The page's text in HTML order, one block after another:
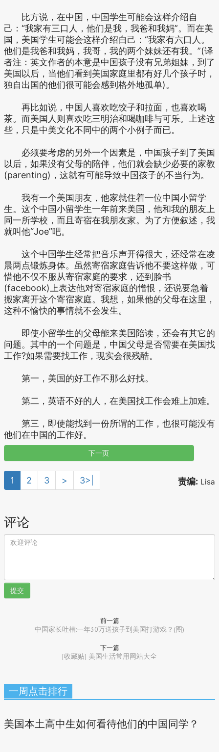
比方说，在中国，中国学生可能会这样介绍自
己：“我家有三口人，他们是我，我爸和我妈”。而在美
国，美国学生可能会这样介绍自己：“我家有六口人。
他们是我爸和我妈，我哥，我的两个妹妹还有我。”(译
者注：英文作者的本意是中国孩子没有兄弟姐妹，到了
美国以后，当他们看到美国家庭里都有好几个孩子时，
独自出国的他们很可能会感到格外地孤单)。
再比如说，中国人喜欢吃饺子和拉面，也喜欢喝
茶。而美国人则喜欢吃三明治和喝咖啡与可乐。上述这
些，只是中美文化不同中的两个小例子而已。
必须要考虑的另外一个因素是，中国孩子到了美国
以后，如果没有父母的陪伴，他们就会缺少必要的家教
(parenting)，这就有可能导致中国孩子的不当行为。
我有一个美国朋友，他家就住着一位中国小留学
生。这个中国小留学生一年前来美国，他和我的朋友上
同一所学校，而且寄宿在我朋友家。为了方便叙述，我
就叫他“Joe”吧。
这个中国学生经常把音乐声开得很大，还经常在凌
晨两点锻炼身体。虽然寄宿家庭告诉他不要这样做，可
惜他不仅不服从寄宿家庭的要求，还到脸书
(facebook)上表达他对寄宿家庭的憎恨，还说要急着
搬家离开这个寄宿家庭。我想，如果他的父母在这里，
这种不愉快的事情就不会发生。
即使小留学生的父母能来美国陪读，还会有其它的
问题。其中的一个问题是，中国父母是否需要在美国找
工作?如果需要找工作，现实会很残酷。
第一，美国的好工作不那么好找。
第二，英语不好的人，在美国找工作会难上加难。
第三，即使能找到一份所谓的工作，也很可能没有
他们在中国的工作好。
下一页
1 2 3 > 3>| 责编: Lisa
评论
提交
前一篇
中国家长吐槽:一年30万送孩子到美国打游戏？(图)
下一篇
[收藏贴] 美国生活常用网站大全
一周点击排行
美国本土高中生如何看待他们的中国同学？